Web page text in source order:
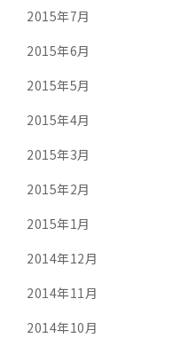
2015年7月
2015年6月
2015年5月
2015年4月
2015年3月
2015年2月
2015年1月
2014年12月
2014年11月
2014年10月